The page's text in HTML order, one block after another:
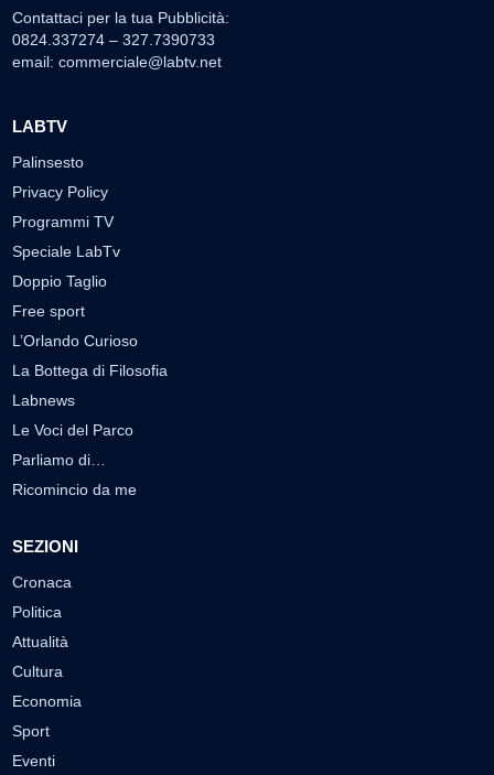
Contattaci per la tua Pubblicità:
0824.337274 – 327.7390733
email: commerciale@labtv.net
LABTV
Palinsesto
Privacy Policy
Programmi TV
Speciale LabTv
Doppio Taglio
Free sport
L’Orlando Curioso
La Bottega di Filosofia
Labnews
Le Voci del Parco
Parliamo di…
Ricomincio da me
SEZIONI
Cronaca
Politica
Attualità
Cultura
Economia
Sport
Eventi